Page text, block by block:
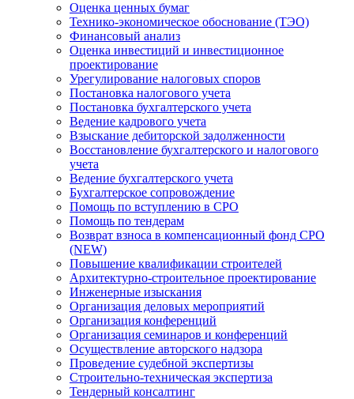
Оценка ценных бумаг
Технико-экономическое обоснование (ТЭО)
Финансовый анализ
Оценка инвестиций и инвестиционное
проектирование
Урегулирование налоговых споров
Постановка налогового учета
Постановка бухгалтерского учета
Ведение кадрового учета
Взыскание дебиторской задолженности
Восстановление бухгалтерского и налогового
учета
Ведение бухгалтерского учета
Бухгалтерское сопровождение
Помощь по вступлению в СРО
Помощь по тендерам
Возврат взноса в компенсационный фонд СРО
(NEW)
Повышение квалификации строителей
Архитектурно-строительное проектирование
Инженерные изыскания
Организация деловых мероприятий
Организация конференций
Организация семинаров и конференций
Осуществление авторского надзора
Проведение судебной экспертизы
Строительно-техническая экспертиза
Тендерный консалтинг